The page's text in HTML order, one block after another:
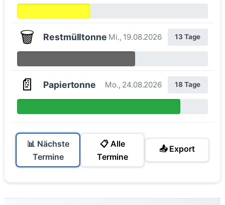
🗑️ Restmülltonne Mi., 19.08.2026 13 Tage
📄 Papiertonne Mo., 24.08.2026 18 Tage
📊 Nächste
Termine
📋 Alle
Termine
📤 Export